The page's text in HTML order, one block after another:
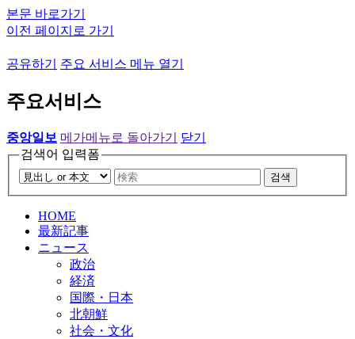
본문 바로가기
이전 페이지로 가기
공유하기 주요 서비스 메뉴 열기
주요서비스
중앙일보 메가메뉴로 돌아가기
닫기
검색어 입력폼
검색
HOME
最新記事
ニュース
政治
経済
国際・日本
北朝鮮
社会・文化